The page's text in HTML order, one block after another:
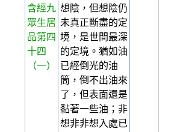
含經九
眾生居
品第四
十四
（一）
想陰，但想陰仍
未真正斷盡的定
境，是世間最深
的定境。猶如油
已經倒光的油
筒，倒不出油來
了，但表面還是
黏著一些油；非
想非非想入處已